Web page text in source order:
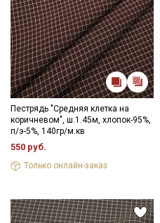
Пестрядь "Средняя клетка на
коричневом", ш.1.45м, хлопок-95%,
п/э-5%, 140гр/м.кв
550 руб.
Только онлайн-заказ